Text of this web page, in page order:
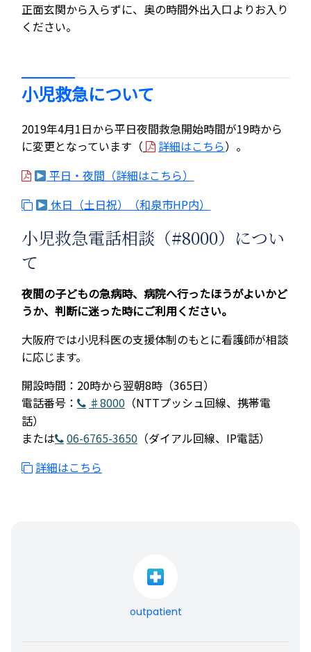
正面玄関から入らずに、奥の時間外出入口よりお入り
ください。
小児救急について
2019年4月1日から平日夜間救急開始時間が19時から
に変更となっています（
詳細はこちら）。
平日・夜間（詳細はこちら）
休日（土日祝）（和泉市HP内）
小児救急電話相談（#8000）につい
て
夜間の子どもの急病時、病院へ行ったほうがよいかど
うか、判断に迷った時にご利用ください。
大阪府では小児科医の支援体制のもとに看護師が相談
に応じます。
開設時間：20時から翌朝8時（365日）
電話番号：
♯8000 （NTTプッシュ回線、携帯電
話）
または
06-6765-3650 （ダイアル回線、IP電話）
詳細はこちら
outpatient